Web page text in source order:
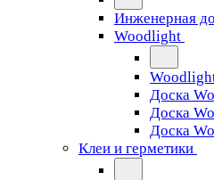
Инженерная
Woodlight
Доска
Доска
Доска
Клеи и герметики